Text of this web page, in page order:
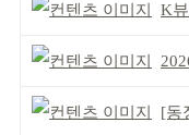
K뷰
[동